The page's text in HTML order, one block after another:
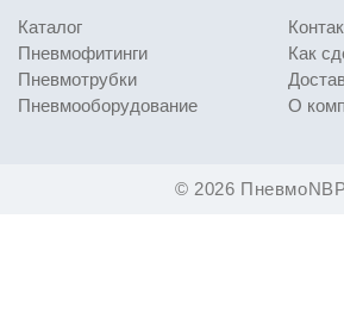
© 2026
Каталог
Пневмофитинги
Пневмотрубки
Пневмооборудование
Как
О